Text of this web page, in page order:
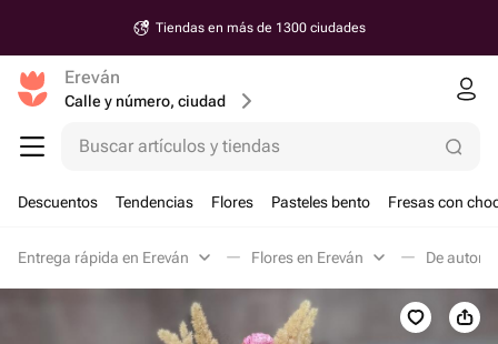
Tiendas en más de 1300 ciudades
Ereván
Calle y número, ciudad
Buscar artículos y tiendas
Descuentos Tendencias Flores Pasteles bento Fresas con
Entrega rápida en Ereván Flores en Ereván De autor